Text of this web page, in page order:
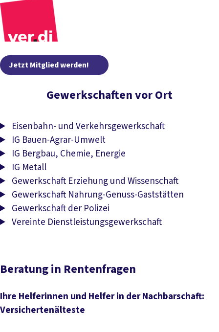
Jetzt Mitglied werden!
Gewerkschaften vor Ort
Eisenbahn- und Verkehrsgewerkschaft
IG Bauen-Agrar-Umwelt
IG Bergbau, Chemie, Energie
IG Metall
Gewerkschaft Erziehung und Wissenschaft
Gewerkschaft Nahrung-Genuss-Gaststätten
Gewerkschaft der Polizei
Vereinte Dienstleistungsgewerkschaft
Beratung in Rentenfragen
Ihre Helferinnen und Helfer in der Nachbarschaft:
Versichertenälteste